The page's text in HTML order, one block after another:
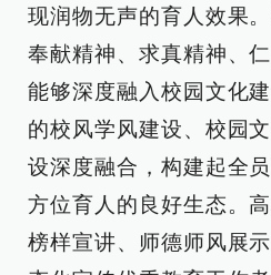
现润物无声的育人效果
奉献精神、求真精神、
能够深度融入校园文化
的校风学风建设、校园
设深度融合，构建起全
方位育人的良好生态。
榜样宣讲、师德师风展